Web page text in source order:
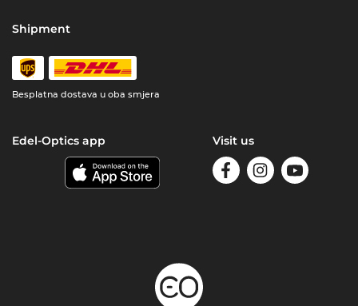
Shipment
Besplatna dostava u oba smjera
Edel-Optics app Visit us